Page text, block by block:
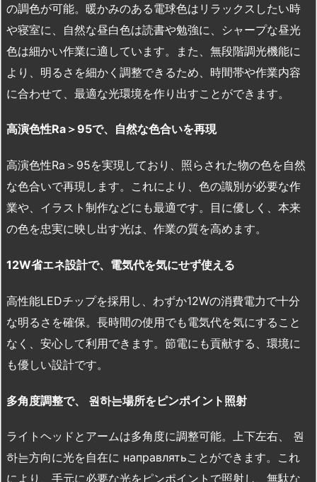
の調色が可能。暖かみのある電球色はリラックスしたい時
や寝室に、自然な昼白色は読書や勉強に、シャープな昼光
色は細かい作業に適しています。また、無段階調光機能に
より、明るさを細かく調整できるため、時間帯や作業内容
に合わせて、最適な光環境を作り出すことができます。
高演色性Ra＞95で、自然な色合いを再現
高演色性Ra＞95を実現しており、照らされた物の色を自然
な色合いで再現します。これにより、色の識別が必要な作
業や、イラスト制作などにも最適です。目に優しく、本来
の色を忠実に映し出す光は、作業の質を高めます。
12W省エネ設計で、電気代を気にせず使える
高性能LEDチップを採用し、わずか12Wの消費電力で十分
な明るさを確保。長時間の使用でも電気代を気にすること
なく、安心して利用できます。節電にも貢献する、環境に
も優しい設計です。
多角度調整で、 원하는場所をピンポイント照射
ライトヘッドとアームは多角度に調整可能。上下左右、 원
하는方向に光を自在に направлятьことができます。これ
により、手元に必要な光をピンポイントで照射し、無駄な